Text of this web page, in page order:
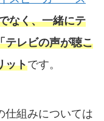
なく、一緒にテ
テレビの声が聴こ
ットです。
組みについては